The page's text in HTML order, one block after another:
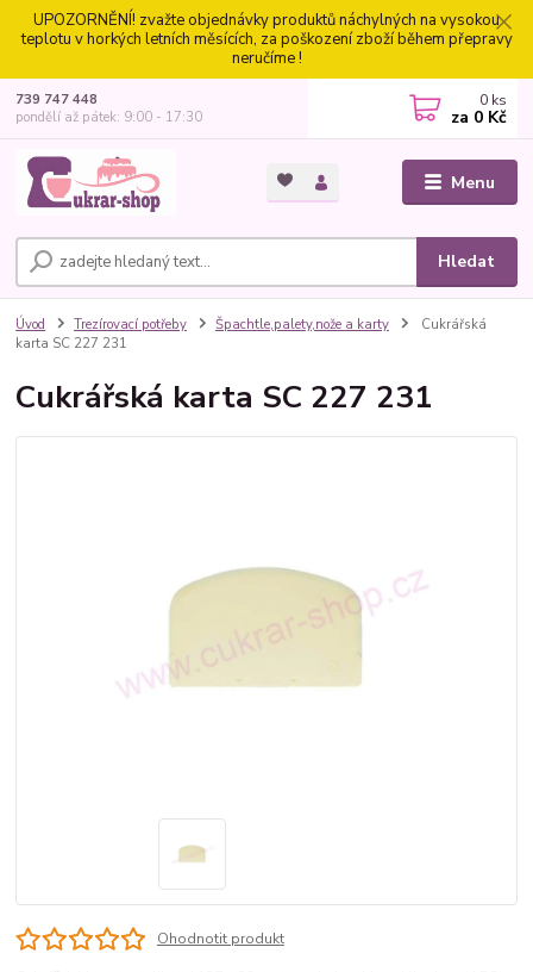
UPOZORNĚNÍ! zvažte objednávky produktů náchylných na vysokou
teplotu v horkých letních měsících, za poškození zboží během přepravy
neručíme !
Menu
Hledat
739 747 448
pondělí až pátek: 9:00 - 17:30
0 ks
za 0 Kč
Úvod Trezírovací potřeby Špachtle,palety,nože a karty
Cukrářská
karta SC 227 231
Cukrářská karta SC 227 231
Ohodnotit produkt